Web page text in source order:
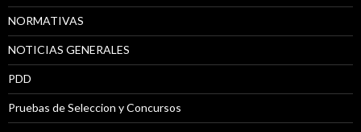
NORMATIVAS
NOTICIAS GENERALES
PDD
Pruebas de Seleccion y Concursos